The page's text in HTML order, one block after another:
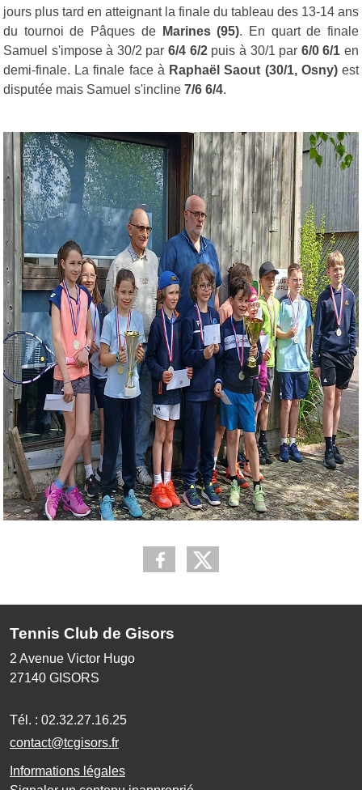
jours plus tard en atteignant la finale du tableau des 13-14 ans
du tournoi de Pâques de
Marines (95). En quart de finale
Samuel s'impose à 30/2 par6/4 6/2puis à 30/1 par 6/0 6/1 en
demi-finale. La finale face à Raphaël Saout (30/1, Osny)est
disputée mais Samuel s'incline 7/6 6/4.
Tennis Club de Gisors
2 Avenue Victor Hugo
27140 GISORS
Tél. : 02.32.27.16.25
contact@tcgisors.fr
Informations légales